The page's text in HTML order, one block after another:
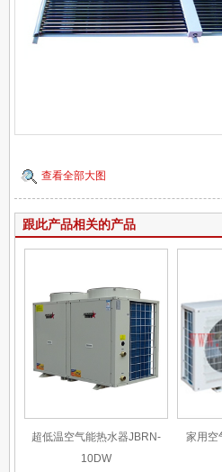
查看全部大图
跟此产品相关的产品
超低温空气能热水器JBRN-
10DW
家用空